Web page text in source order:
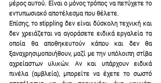
μέρος αυτού. Είναι ο μόνος τρόπος να πετύχετε το
εντυπωσιακό αποτέλεσμα που θέλετε.
Επίσης, το stippling δεν είναι δύσκολη τεχνική και
δεν χρειάζεται να αγοράσετε ειδικά εργαλεία τα
οποία θα αποθηκευτούν κάπου και δεν θα
ξαναχρησιμοποιήθουν, μαζί με την υπόλοιπη στίβα
αχρείαστων υλικών. Αν και υπάρχουν ειδικά
πινέλα (αμβλεία), μπορείτε να έχετε το σωστό